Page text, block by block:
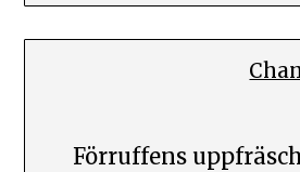
Förruffens